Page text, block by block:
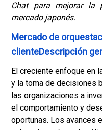
Chat para mejorar la
mercado japonés.
Mercado de
clienteDescripción
El creciente enfoque en
y la toma de decisiones
las organizaciones a
el comportamiento y
oportunas. Los avances